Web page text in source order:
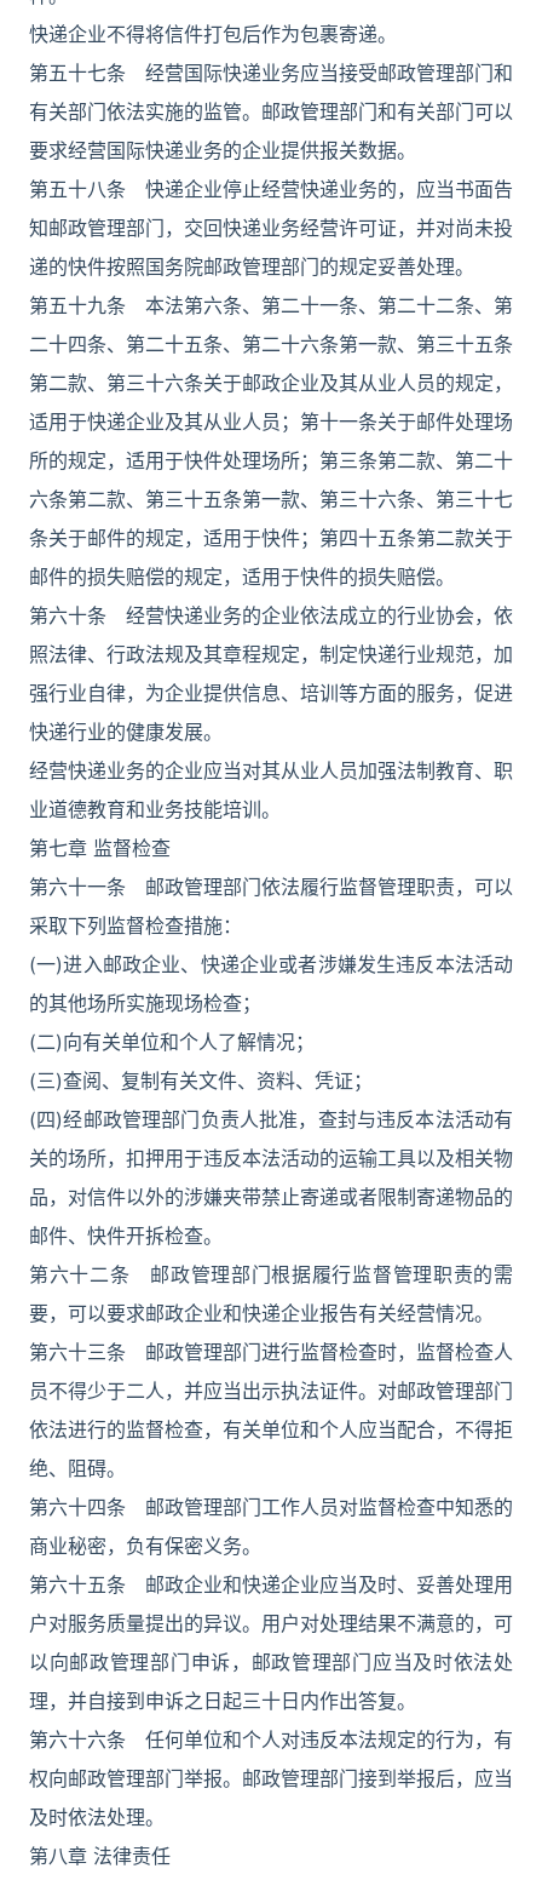
快递企业不得将信件打包后作为包裹寄递。
第五十七条 经营国际快递业务应当接受邮政管理部门和
有关部门依法实施的监管。邮政管理部门和有关部门可以
要求经营国际快递业务的企业提供报关数据。
第五十八条 快递企业停止经营快递业务的，应当书面告
知邮政管理部门，交回快递业务经营许可证，并对尚未投
递的快件按照国务院邮政管理部门的规定妥善处理。
第五十九条 本法第六条、第二十一条、第二十二条、第
二十四条、第二十五条、第二十六条第一款、第三十五条
第二款、第三十六条关于邮政企业及其从业人员的规定，
适用于快递企业及其从业人员；第十一条关于邮件处理场
所的规定，适用于快件处理场所；第三条第二款、第二十
六条第二款、第三十五条第一款、第三十六条、第三十七
条关于邮件的规定，适用于快件；第四十五条第二款关于
邮件的损失赔偿的规定，适用于快件的损失赔偿。
第六十条 经营快递业务的企业依法成立的行业协会，依
照法律、行政法规及其章程规定，制定快递行业规范，加
强行业自律，为企业提供信息、培训等方面的服务，促进
快递行业的健康发展。
经营快递业务的企业应当对其从业人员加强法制教育、职
业道德教育和业务技能培训。
第七章 监督检查
第六十一条 邮政管理部门依法履行监督管理职责，可以
采取下列监督检查措施：
(一)进入邮政企业、快递企业或者涉嫌发生违反本法活动
的其他场所实施现场检查；
(二)向有关单位和个人了解情况；
(三)查阅、复制有关文件、资料、凭证；
(四)经邮政管理部门负责人批准，查封与违反本法活动有
关的场所，扣押用于违反本法活动的运输工具以及相关物
品，对信件以外的涉嫌夹带禁止寄递或者限制寄递物品的
邮件、快件开拆检查。
第六十二条 邮政管理部门根据履行监督管理职责的需
要，可以要求邮政企业和快递企业报告有关经营情况。
第六十三条 邮政管理部门进行监督检查时，监督检查人
员不得少于二人，并应当出示执法证件。对邮政管理部门
依法进行的监督检查，有关单位和个人应当配合，不得拒
绝、阻碍。
第六十四条 邮政管理部门工作人员对监督检查中知悉的
商业秘密，负有保密义务。
第六十五条 邮政企业和快递企业应当及时、妥善处理用
户对服务质量提出的异议。用户对处理结果不满意的，可
以向邮政管理部门申诉，邮政管理部门应当及时依法处
理，并自接到申诉之日起三十日内作出答复。
第六十六条 任何单位和个人对违反本法规定的行为，有
权向邮政管理部门举报。邮政管理部门接到举报后，应当
及时依法处理。
第八章 法律责任